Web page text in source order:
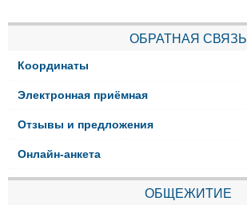
ОБРАТНАЯ СВЯЗЬ
Координаты
Электронная приёмная
Отзывы и предложения
Онлайн-анкета
ОБЩЕЖИТИЕ